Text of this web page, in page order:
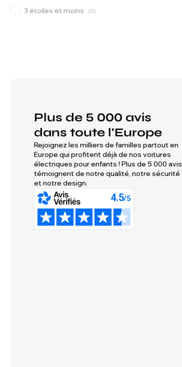
3 étoiles et moins (0)
Plus de 5 000 avis
dans toute l'Europe
Rejoignez les milliers de familles partout en
Europe qui profitent déjà de nos voitures
électriques pour enfants ! Plus de 5 000 avis
témoignent de notre qualité, notre sécurité
et notre design.